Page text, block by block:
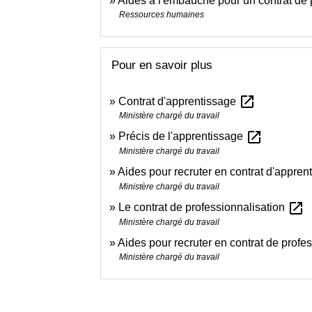
Ressources humaines
Pour en savoir plus
Contrat d'apprentissage open_in_new
Ministère chargé du travail
Précis de l'apprentissage open_in_new
Ministère chargé du travail
Aides pour recruter en contrat
Ministère chargé du travail
Le contrat de professionnalisation open_in_new
Ministère chargé du travail
Aides pour recruter en contrat de
Ministère chargé du travail